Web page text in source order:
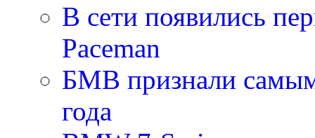
В сети появились
Paceman
БМВ признали
года